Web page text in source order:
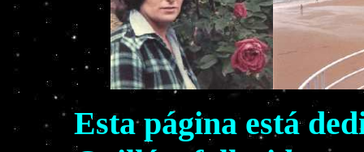
Esta página está